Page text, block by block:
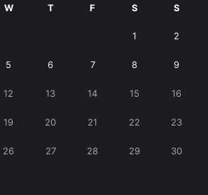
W T F S S
1 2
5 6 7 8 9
12 13 14 15 16
19 20 21 22 23
26 27 28 29 30